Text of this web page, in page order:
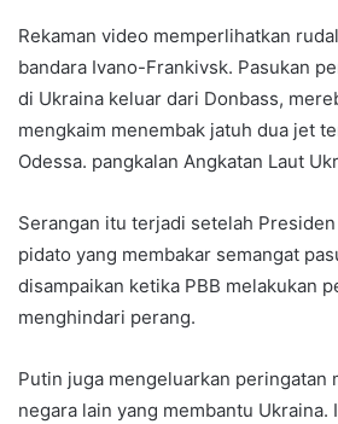
Rekaman video memperlihatkan
bandara Ivano-Frankivsk. Pasukan
di Ukraina keluar dari Donbass,
mengkaim menembak jatuh dua jet
Odessa. pangkalan Angkatan Laut
Serangan itu terjadi setelah
pidato yang membakar semangat
disampaikan ketika PBB melakukan
menghindari perang.
Putin juga mengeluarkan peringatan
negara lain yang membantu Ukraina.